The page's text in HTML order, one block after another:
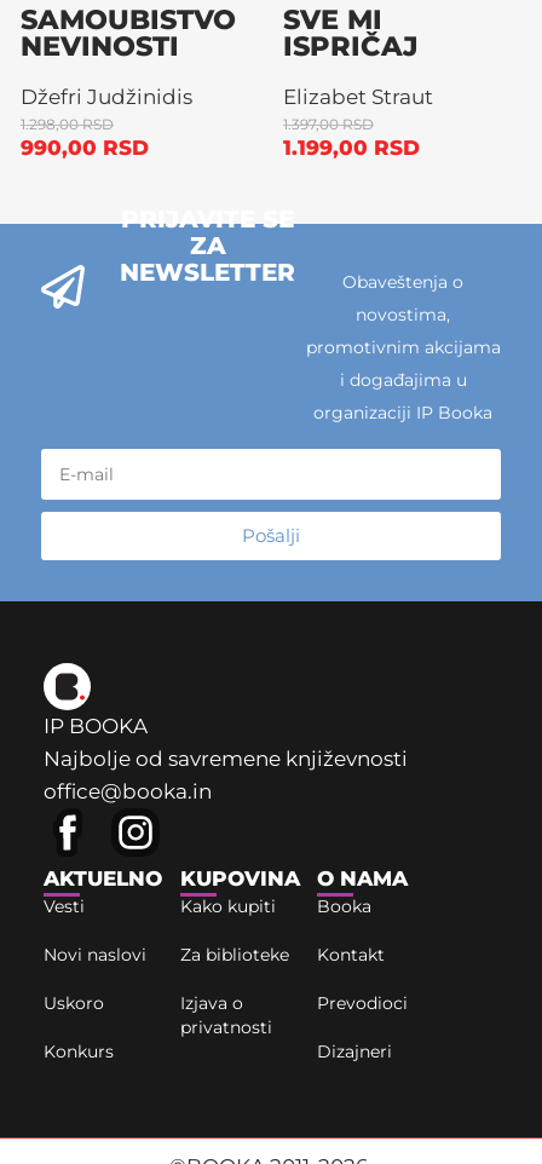
SAMOUBISTVO
NEVINOSTI
Džefri Judžinidis
1.298,00RSD
990,00 RSD
SVE MI
ISPRIČAJ
Elizabet Straut
1.397,00RSD
1.199,00 RSD
PRIJAVITE SE
ZA
NEWSLETTER
Obaveštenja o
novostima,
promotivnim akcijama
i događajima u
organizaciji IP Booka
Pošalji
IP BOOKA
Najbolje od savremene književnosti
office@booka.in
AKTUELNO
Vesti
Novi naslovi
Uskoro
Konkurs
KUPOVINA
Kako kupiti
Za biblioteke
Izjava o
privatnosti
O NAMA
Booka
Kontakt
Prevodioci
Dizajneri